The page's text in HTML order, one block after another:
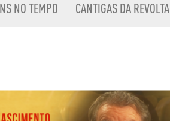
NO TEMPO CANTIGAS DA REVOLTA
Esquerda